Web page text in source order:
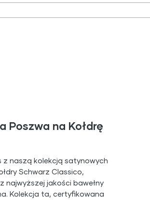
Poszwa na Kołdrę
z naszą kolekcją satynowych
Schwarz Classico,
najwyższej jakości bawełny
Kolekcja ta, certyfikowana